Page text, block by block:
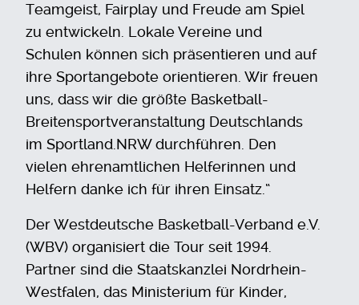
Teamgeist, Fairplay und Freude am Spiel
zu entwickeln. Lokale Vereine und
Schulen können sich präsentieren und auf
ihre Sportangebote orientieren. Wir freuen
uns, dass wir die größte Basketball-
Breitensportveranstaltung Deutschlands
im Sportland.NRW durchführen. Den
vielen ehrenamtlichen Helferinnen und
Helfern danke ich für ihren Einsatz.“
Der Westdeutsche Basketball-Verband e.V.
(WBV) organisiert die Tour seit 1994.
Partner sind die Staatskanzlei Nordrhein-
Westfalen, das Ministerium für Kinder,